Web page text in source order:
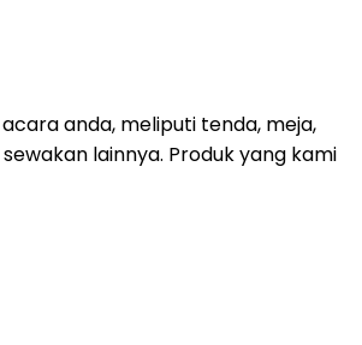
anda, meliputi tenda, meja,
lainnya. Produk yang kami